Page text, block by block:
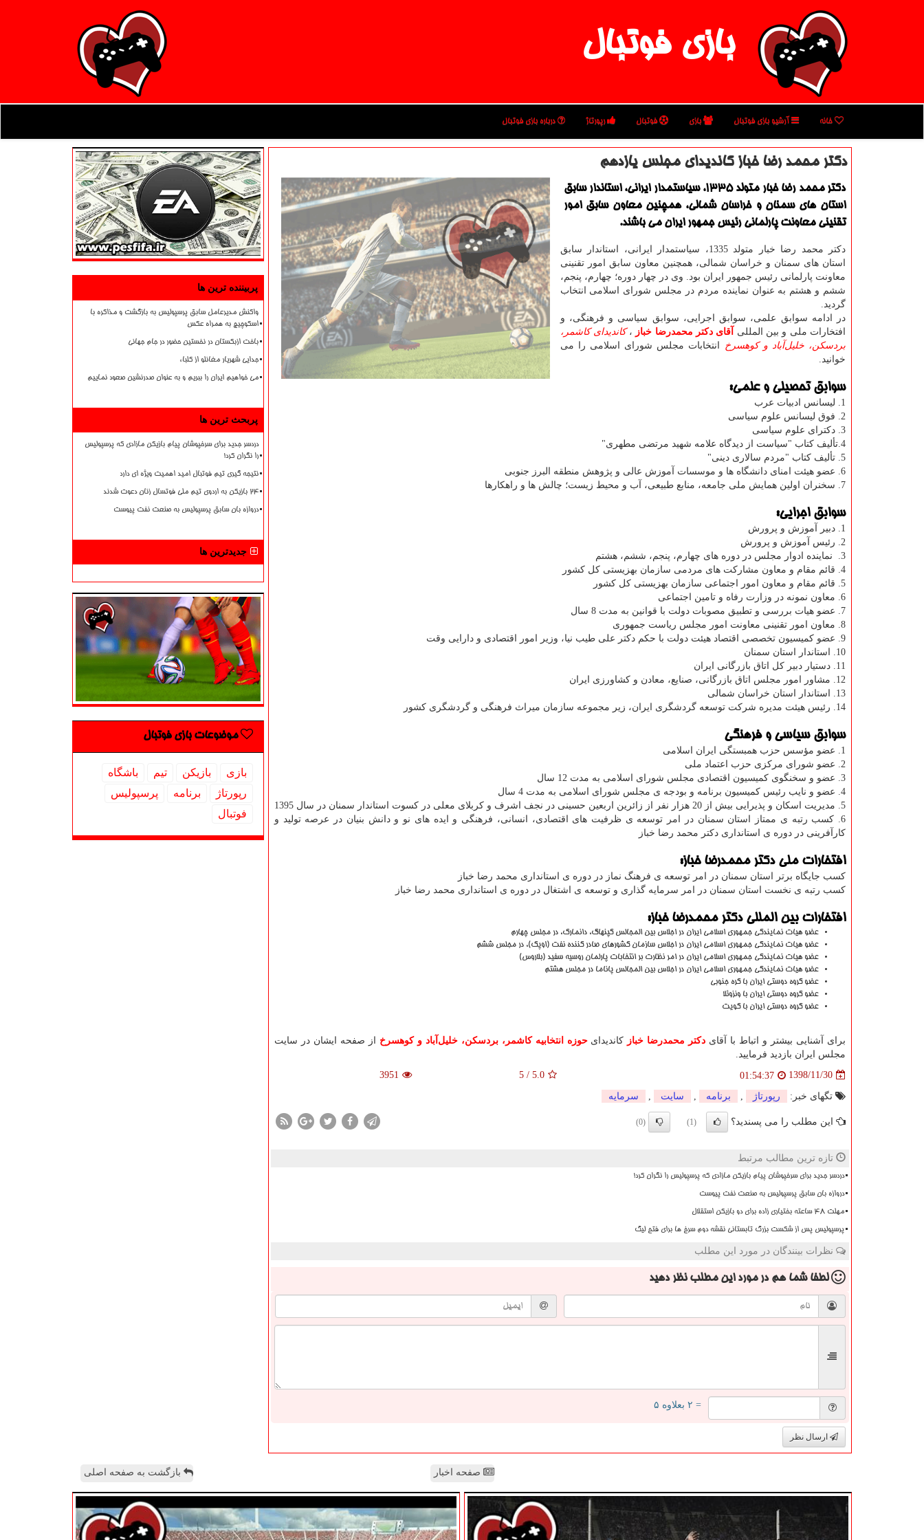
بازی فوتبال
خانه آرشیو بازی فوتبال بازی فوتبال رپورتاژ درباره بازی فوتبال
دكتر محمد رضا خباز كاندیدای مجلس یازدهم
دكتر محمد رضا خبار متولد 1335، سیاستمدار ایرانی، استاندار سابق
استان های سمنان و خراسان شمالی، همچنین معاون سابق امور
تقنینی معاونت پارلمانی رئیس جمهور ایران می باشند.
دکتر محمد رضا خبار متولد 1335، سیاستمدار ایرانی، استاندار سابق
استان های سمنان و خراسان شمالی، همچنین معاون سابق امور تقنینی
معاونت پارلمانی رئیس جمهور ایران بود. وی در چهار دوره؛ چهارم، پنجم،
ششم و هشتم به عنوان نماینده مردم در مجلس شورای اسلامی انتخاب
گردید.
در ادامه سوابق علمی، سوابق اجرایی، سوابق سیاسی و فرهنگی، و
افتخارات ملی و بین المللی آقای دکتر محمدرضا خباز ،کاندیدای کاشمر،
بردسکن، خلیل‌آباد و کوهسرخ انتخابات مجلس شورای اسلامی را می
خوانید.
سوابق تحصیلی و علمی:
1. لیسانس ادبیات عرب
2. فوق لیسانس علوم سیاسی
3. دکترای علوم سیاسی
4.تألیف کتاب "سیاست از دیدگاه علامه شهید مرتضی مطهری"
5. تألیف کتاب "مردم سالاری دینی"
6. عضو هیئت امنای دانشگاه ها و موسسات آموزش عالی و پژوهش منطقه البرز جنوبی
7. سخنران اولین همایش ملی جامعه، منابع طبیعی، آب و محیط زیست؛ چالش ها و راهکارها
سوابق اجرایی:
1. دبیر آموزش و پرورش
2. رئیس آموزش و پرورش
3. نماینده ادوار مجلس در دوره های چهارم، پنجم، ششم، هشتم
4. قائم مقام و معاون مشاركت های مردمی سازمان بهزیستی كل كشور
5. قائم مقام و معاون امور اجتماعی سازمان بهزیستی کل کشور
6. معاون نمونه در وزارت رفاه و تامین اجتماعی
7. عضو هیات بررسی و تطبیق مصوبات دولت با قوانین به مدت 8 سال
8. معاون امور تقنینی معاونت امور مجلس ریاست جمهوری
9. عضو کمیسیون تخصصی اقتصاد هیئت دولت با حکم دکتر علی طیب نیا، وزیر امور اقتصادی و دارایی وقت
10. استاندار استان سمنان
11. دستیار دبیر کل اتاق بازرگانی ایران
12. مشاور امور مجلس اتاق بازرگانی، صنایع، معادن و کشاورزی ایران
13. استاندار استان خراسان شمالی
14. رئیس هیئت مدیره شرکت توسعه گردشگری ایران، زیر مجموعه سازمان میراث فرهنگی و گردشگری كشور
سوابق سیاسی و فرهنگی
1. عضو مؤسس حزب همبستگی ایران اسلامی
2. عضو شورای مرکزی حزب اعتماد ملی
3. عضو و سخنگوی کمیسیون اقتصادی مجلس شورای اسلامی به مدت 12 سال
4. عضو و نایب رئیس کمیسیون برنامه و بودجه ی مجلس شورای اسلامی به مدت 4 سال
5. مدیریت اسکان و پذیرایی بیش از 20 هزار نفر از زائرین اربعین حسینی در نجف اشرف و کربلای معلی در کسوت استاندار سمنان در سال 1395
6. کسب رتبه ی ممتاز استان سمنان در امر توسعه ی ظرفیت های اقتصادی، انسانی، فرهنگی و ایده های نو و دانش بنیان در عرصه تولید و
کارآفرینی در دوره ی استانداری دکتر محمد رضا خباز
افتخارات ملی دکتر محمدرضا خباز:
كسب جایگاه برتر استان سمنان در امر توسعه ی فرهنگ نماز در دوره ی استانداری محمد رضا خباز
كسب رتبه ی نخست استان سمنان در امر سرمایه گذاری و توسعه ی اشتغال در دوره ی استانداری محمد رضا خباز
افتخارات بین المللی دکتر محمدرضا خباز:
عضو هیات نمایندگی جمهوری اسلامی ایران در اجلاس بین المجالس كپنهاگ، دانمارك، در مجلس چهارم
عضو هیات نمایندگی جمهوری اسلامی ایران در اجلاس سازمان كشورهای صادر كننده نفت (اوپك)، در مجلس ششم
عضو هیات نمایندگی جمهوری اسلامی ایران در امر نظارت بر انتخابات پارلمان روسیه سفید (بلاروس)
عضو هیات نمایندگی جمهوری اسلامی ایران در اجلاس بین المجالس پاناما در مجلس هشتم
عضو گروه دوستی ایران با كره جنوبی
عضو گروه دوستی ایران با ونزوئلا
عضو گروه دوستی ایران با كویت
برای آشنایی بیشتر و اتباط با آقای دکتر محمدرضا خباز کاندیدایحوزه انتخابیه کاشمر، بردسکن، خلیل‌آباد و کوهسرخ از صفحه ایشان در سایت
مجلس ایران بازدید فرمایید.
1398/11/30
01:54:37
5.0
/
5
3951
تگهای خبر: رپورتاژ برنامه سایت سرمایه
این مطلب را می پسندید؟ (1)
(0)
تازه ترین مطالب مرتبط
دردسر جدید برای سرخپوشان پیام بازیکن مازادی که پرسپولیس را نگران کرد!
دروازه بان سابق پرسپولیس به صنعت نفت پیوست
مهلت 48 ساعته بختیاری زاده برای دو بازیکن استقلال
پرسپولیس پس از شکست بزرگ تابستانی نقشه دوم سرخ ها برای فتح لیگ
نظرات بینندگان در مورد این مطلب
لطفا شما همدر مورد این مطلب نظر دهید
= ۲ بعلاوه ۵
ارسال نظر
پربیننده ترین ها
واکنش مدیرعامل سابق پرسپولیس به بازگشت و مذاکره با
اسکوچیچ به همراه عکس
باخت ازبکستان در نخستین حضور در جام جهانی
جدایی شهریار مغانلو از کلباء
می خواهیم ایران را ببریم و به عنوان صدرنشین صعود نماییم
پربحث ترین ها
دردسر جدید برای سرخپوشان پیام بازیکن مازادی که پرسپولیس
را نگران کرد!
نتیجه گیری تیم فوتبال امید اهمیت ویژه ای دارد
۲۴ بازیکن به اردوی تیم ملی فوتسال زنان دعوت شدند
دروازه بان سابق پرسپولیس به صنعت نفت پیوست
جدیدترین ها
موضوعات بازی فوتبال
بازی بازیكن تیم
باشگاه
رپورتاژ
برنامه
پرسپولیس
فوتبال
صفحه اخبار بازگشت به صفحه اصلی